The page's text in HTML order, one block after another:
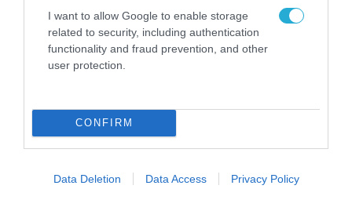
I want to allow Google to enable storage
related to security, including authentication
functionality and fraud prevention, and other
user protection.
CONFIRM
Data Deletion Data Access Privacy Policy
Η ανακοίνωση του Πανελλήνιου Σωματείου